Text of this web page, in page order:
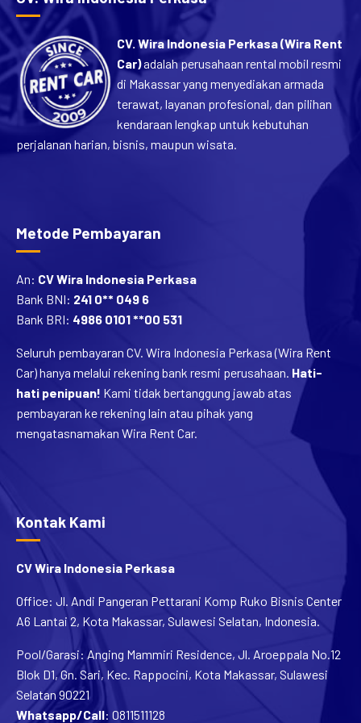
CV. Wira Indonesia Perkasa (Wira Rent
Car)adalah perusahaan rental mobil resmi
di Makassar yang menyediakan armada
terawat, layanan profesional, dan pilihan
kendaraan lengkap untuk kebutuhan
perjalanan harian, bisnis, maupun wisata.
Metode Pembayaran
An: CV Wira Indonesia Perkasa
Bank BNI: 241 0** 049 6
Bank BRI: 4986 0101 **00 531
Seluruh pembayaran CV. Wira Indonesia Perkasa (Wira Rent
Car) hanya melalui rekening bank resmi perusahaan. Hati-
hati penipuan! Kami tidak bertanggung jawab atas
pembayaran ke rekening lain atau pihak yang
mengatasnamakan Wira Rent Car.
Kontak Kami
CV Wira Indonesia Perkasa
Office: Jl. Andi Pangeran Pettarani Komp Ruko Bisnis Center
A6 Lantai 2, Kota Makassar, Sulawesi Selatan, Indonesia.
Pool/Garasi: Anging Mammiri Residence, Jl. Aroeppala No.12
Blok D1, Gn. Sari, Kec. Rappocini, Kota Makassar, Sulawesi
Selatan 90221
Whatsapp/Call: 0811511128